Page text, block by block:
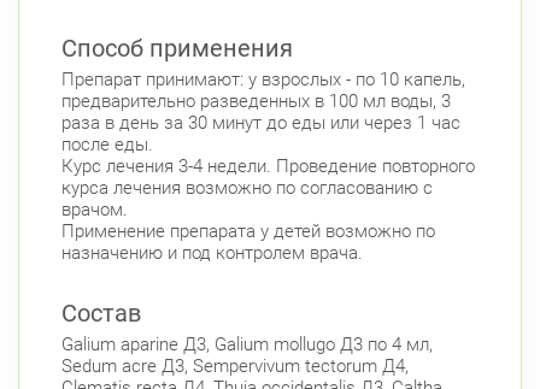
Способ применения
Препарат принимают: у взрослых - по 10 капель,
предварительно разведенных в 100 мл воды, 3
раза в день за 30 минут до еды или через 1 час
после еды.
Курс лечения 3-4 недели. Проведение повторного
курса лечения возможно по согласованию с
врачом.
Применение препарата у детей возможно по
назначению и под контролем врача.
Состав
Galium aparine Д3, Galium mollugo Д3 по 4 мл,
Sedum acre Д3, Sempervivum tectorum Д4,